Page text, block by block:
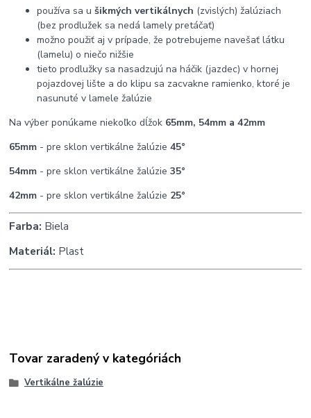
používa sa ušikmých vertikálnych (zvislých) žalúziach
(bez prodlužek sa nedá lamely pretáčať)
možno použiť aj v prípade, že potrebujeme navešať látku
(lamelu) o niečo nižšie
tieto prodlužky sa nasadzujú na háčik (jazdec) v hornej
pojazdovej lište a do klipu sa zacvakne ramienko, ktoré je
nasunuté v lamele žalúzie
Na výber ponúkame niekoľko dĺžok 65mm, 54mm a 42mm
65mm - pre sklon vertikálne žalúzie 45°
54mm - pre sklon vertikálne žalúzie35°
42mm - pre sklon vertikálne žalúzie 25°
Farba: Biela
Materiál: Plast
Tovar zaradený v kategóriách
Vertikálne žalúzie